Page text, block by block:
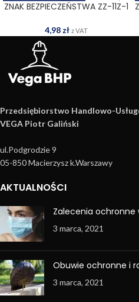
ZNAK BEZPIECZEŃSTWA ZZ-11Z-1
4,98 zł z VAT
Przedsiębiorstwo Handlowo­-
VEGA Piotr Galiński
ul.Podgrodzie 9
05-850 Macierzysz k.Warszawy
AKTUALNOŚCI
Zalecenia ochronne
3 marca, 2021
Obuwie ochronne i
3 marca, 2021